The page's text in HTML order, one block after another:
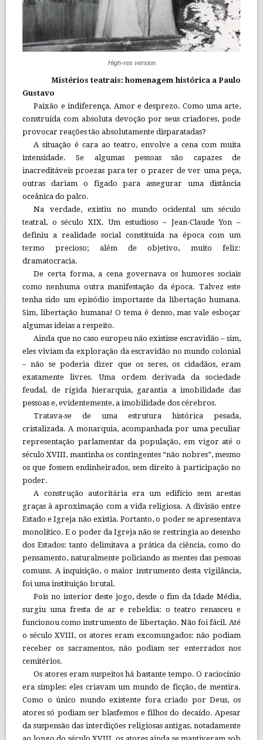
High-res version
Mistérios teatrais: homenagem histórica a Paulo
Gustavo
Paixão e indiferença. Amor e desprezo. Como uma arte,
construída com absoluta devoção por seus criadores, pode
provocar reações tão absolutamente disparatadas?
A situação é cara ao teatro, envolve a cena com muita
intensidade. Se algumas pessoas são capazes de
inacreditáveis proezas para ter o prazer de ver uma peça,
outras dariam o fígado para assegurar uma distância
oceânica do palco.
Na verdade, existiu no mundo ocidental um século
teatral, o século XIX. Um estudioso – Jean-Claude Yon –
definiu a realidade social constituída na época com um
termo precioso; além de objetivo, muito feliz:
dramatocracia.
De certa forma, a cena governava os humores sociais
como nenhuma outra manifestação da época. Talvez este
tenha sido um episódio importante da libertação humana.
Sim, libertação humana! O tema é denso, mas vale esboçar
algumas ideias a respeito.
Ainda que no caso europeu não existisse escravidão – sim,
eles viviam da exploração da escravidão no mundo colonial
– não se poderia dizer que os seres, os cidadãos, eram
exatamente livres. Uma ordem derivada da sociedade
feudal, de rígida hierarquia, garantia a imobilidade das
pessoas e, evidentemente, a imobilidade dos cérebros.
Tratava-se de uma estrutura histórica pesada,
cristalizada. A monarquia, acompanhada por uma peculiar
representação parlamentar da população, em vigor até o
século XVIII, mantinha os contingentes “não nobres”, mesmo
os que fossem endinheirados, sem direito à participação no
poder.
A construção autoritária era um edifício sem arestas
graças à aproximação com a vida religiosa. A divisão entre
Estado e Igreja não existia. Portanto, o poder se apresentava
monolítico. E o poder da Igreja não se restringia ao desenho
dos Estados: tanto delimitava a prática da ciência, como do
pensamento, naturalmente policiando as mentes das pessoas
comuns. A inquisição, o maior instrumento desta vigilância,
foi uma instituição brutal.
Pois no interior deste jogo, desde o fim da Idade Média,
surgiu uma fresta de ar e rebeldia: o teatro renasceu e
funcionou como instrumento de libertação. Não foi fácil. Até
o século XVIII, os atores eram excomungados: não podiam
receber os sacramentos, não podiam ser enterrados nos
cemitérios.
Os atores eram suspeitos há bastante tempo. O raciocínio
era simples: eles criavam um mundo de ficção, de mentira.
Como o único mundo existente fora criado por Deus, os
atores só podiam ser blasfemos e filhos do decaído. Apesar
da suspensão das interdições religiosas antigas, notadamente